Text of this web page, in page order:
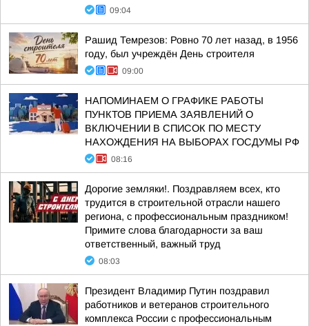
09:04
Рашид Темрезов: Ровно 70 лет назад, в 1956
году, был учреждён День строителя
09:00
НАПОМИНАЕМ О ГРАФИКЕ РАБОТЫ
ПУНКТОВ ПРИЕМА ЗАЯВЛЕНИЙ О
ВКЛЮЧЕНИИ В СПИСОК ПО МЕСТУ
НАХОЖДЕНИЯ НА ВЫБОРАХ ГОСДУМЫ РФ
08:16
Дорогие земляки!. Поздравляем всех, кто
трудится в строительной отрасли нашего
региона, с профессиональным праздником!
Примите слова благодарности за ваш
ответственный, важный труд
08:03
Президент Владимир Путин поздравил
работников и ветеранов строительного
комплекса России с профессиональным